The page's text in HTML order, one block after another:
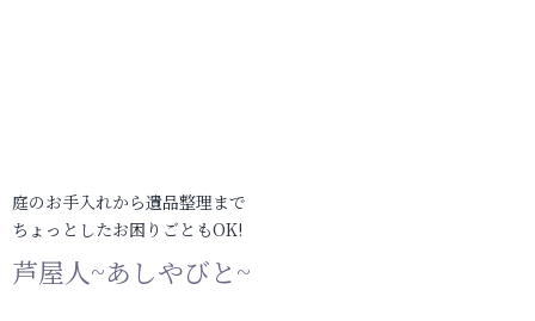
庭のお手入れから遺品整理まで
ちょっとしたお困りごともOK!
芦屋人~あしやびと~